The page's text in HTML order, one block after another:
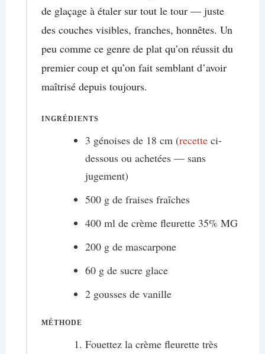
de glaçage à étaler sur tout le tour — juste
des couches visibles, franches, honnêtes. Un
peu comme ce genre de plat qu’on réussit du
premier coup et qu’on fait semblant d’avoir
maîtrisé depuis toujours.
INGRÉDIENTS
3 génoises de 18 cm (recetteci-
dessous ou achetées — sans
jugement)
500 g de fraises fraîches
400 ml de crème fleurette 35% MG
200 g de mascarpone
60 g de sucre glace
2 gousses de vanille
MÉTHODE
Fouettez la crème fleurette très